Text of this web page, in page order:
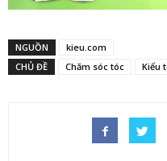
NGUỒN
kieu.com
CHỦ ĐỀ
Chăm sóc tóc Kiểu